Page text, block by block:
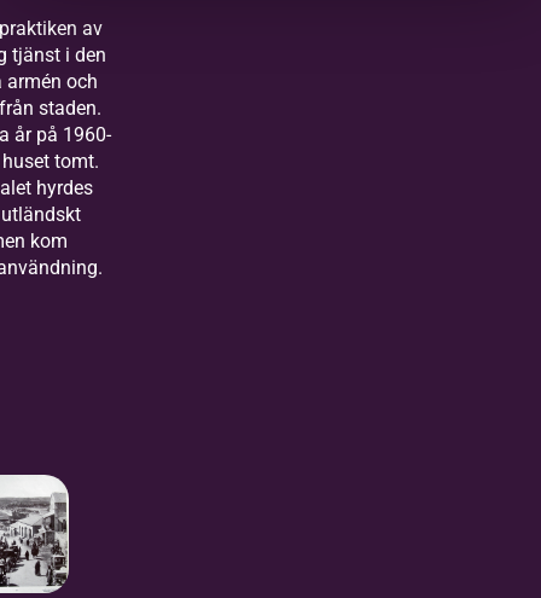
av
tjänst i den
armén och
staden.
år på 1960-
tomt.
hyrdes
kom